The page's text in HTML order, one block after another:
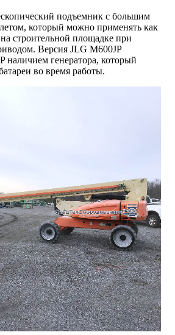
подъемник с большим
который можно применять как
строительной площадке при
Версия JLG M600JP
наличием генератора, который
во время работы.